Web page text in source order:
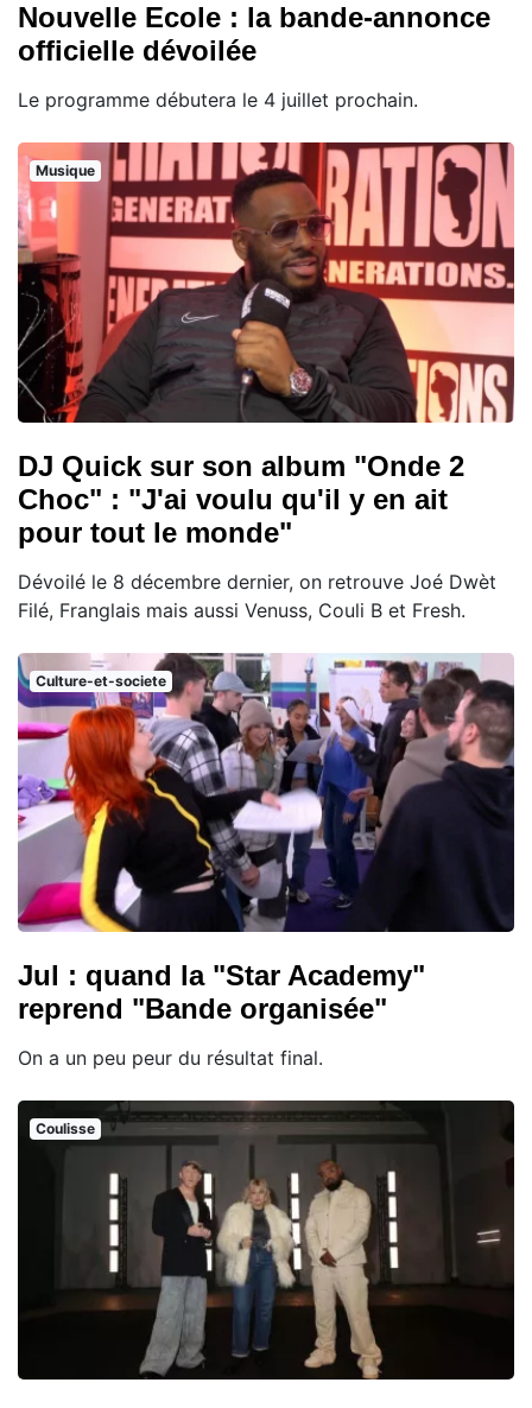
Nouvelle Ecole : la bande-annonce
officielle dévoilée
Le programme débutera le 4 juillet prochain.
Musique
DJ Quick sur son album "Onde 2
Choc" : "J'ai voulu qu'il y en ait
pour tout le monde"
Dévoilé le 8 décembre dernier, on retrouve Joé Dwèt
Filé, Franglais mais aussi Venuss, Couli B et Fresh.
Culture-et-societe
Jul : quand la "Star Academy"
reprend "Bande organisée"
On a un peu peur du résultat final.
Coulisse